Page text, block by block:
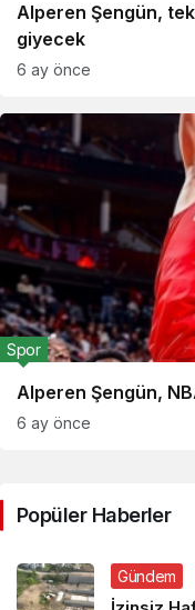
Alperen Şengün,
giyecek
6 ay önce
Alperen Şengün,
Spor
6 ay önce
Popüler Haberler
Gündem